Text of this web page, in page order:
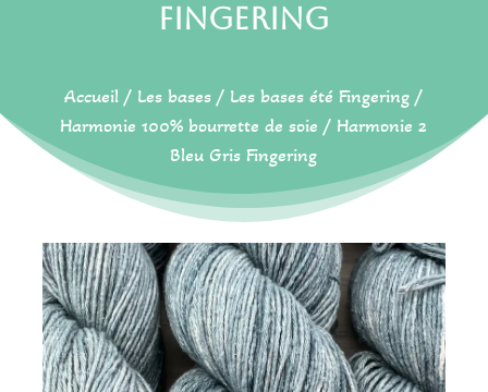
Fingering
Accueil / Les bases / Les bases été Fingering /
Harmonie 100% bourrette de soie / Harmonie 2
Bleu Gris Fingering